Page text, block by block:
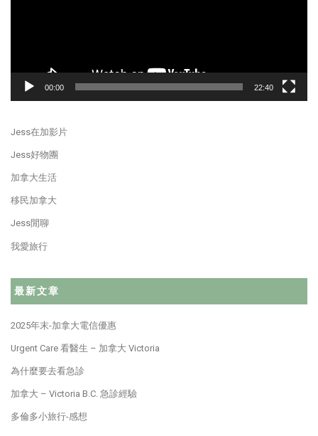
00:00 22:40
Jess在加影片
Jess好物團
加拿大生活
移民加拿大
Jess閒聊
我愛旅行
最新文章
2025年末-加拿大電信優惠
Urgent Care 看醫生 – 加拿大 Victoria
為什麼要去看急診
加拿大 – Victoria B.C. 急診經驗
多倫多小旅行-感想